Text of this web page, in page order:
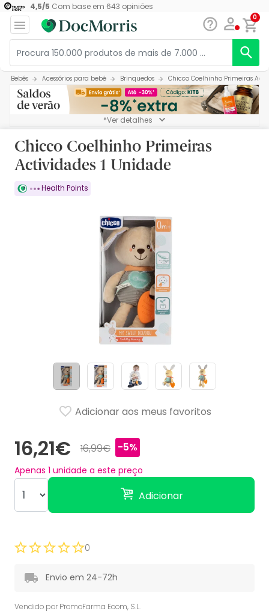
4,5/5 Com base em 643 opiniões
0
Bebés Acessórios para bebé Brinquedos Chicco Coelhinho Primeiras
*Ver detalhes
Chicco Coelhinho Primeiras
Actividades 1 Unidade
Health Points
16,21€ 16,99€ -5%
Apenas 1 unidade a este preço
Adicionar
Adicionar aos meus favoritos
0
Envio em 24-72h
Vendido por PromoFarma Ecom, S.L.